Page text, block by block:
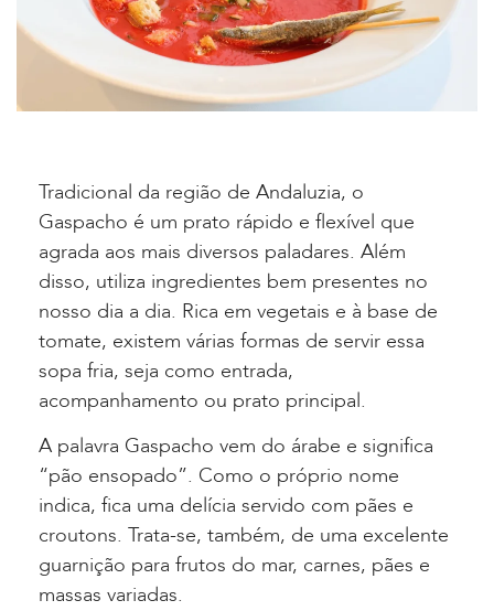
Tradicional da região de Andaluzia, o
Gaspacho é um prato rápido e flexível que
agrada aos mais diversos paladares. Além
disso, utiliza ingredientes bem presentes no
nosso dia a dia. Rica em vegetais e à base de
tomate, existem várias formas de servir essa
sopa fria, seja como entrada,
acompanhamento ou prato principal.
A palavra Gaspacho vem do árabe e significa
“pão ensopado”. Como o próprio nome
indica, fica uma delícia servido com pães e
croutons. Trata-se, também, de uma excelente
guarnição para frutos do mar, carnes, pães e
massas variadas.